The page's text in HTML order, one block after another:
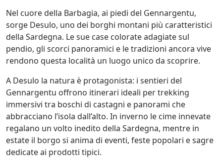
Nel cuore della Barbagia, ai piedi del Gennargentu,
sorge Desulo, uno dei borghi montani più caratteristici
della Sardegna. Le sue case colorate adagiate sul
pendio, gli scorci panoramici e le tradizioni ancora vive
rendono questa località un luogo unico da scoprire.
A Desulo la natura è protagonista: i sentieri del
Gennargentu offrono itinerari ideali per trekking
immersivi tra boschi di castagni e panorami che
abbracciano l’isola dall’alto. In inverno le cime innevate
regalano un volto inedito della Sardegna, mentre in
estate il borgo si anima di eventi, feste popolari e sagre
dedicate ai prodotti tipici.